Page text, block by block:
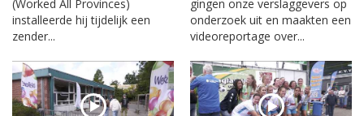
(Worked All Provinces)
installeerde hij tijdelijk een
zender...
gingen onze verslaggevers op
onderzoek uit en maakten een
videoreportage over...